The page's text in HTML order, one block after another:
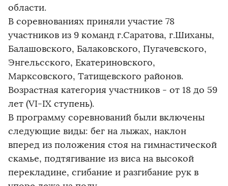
области.
В соревнованиях приняли участие 78
участников из 9 команд г.Саратова, г.Шиханы,
Балашовского, Балаковского, Пугачевского,
Энгельсского, Екатериновского,
Марксовского, Татищевского районов.
Возрастная категория участников - от 18 до 59
лет (VI-IX ступень).
В программу соревнований были включены
следующие виды: бег на лыжах, наклон
вперед из положения стоя на гимнастической
скамье, подтягивание из виса на высокой
перекладине, сгибание и разгибание рук в